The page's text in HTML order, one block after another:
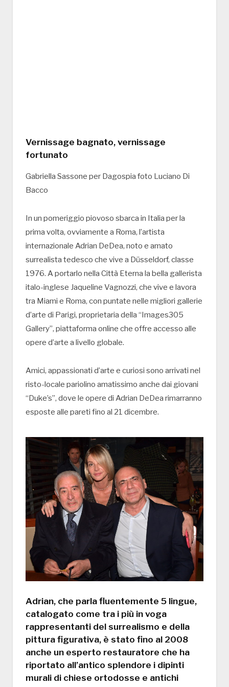
Vernissage bagnato, vernissage
fortunato
Gabriella Sassone per Dagospia foto Luciano Di
Bacco
In un pomeriggio piovoso sbarca in Italia per la
prima volta, ovviamente a Roma, l’artista
internazionale Adrian DeDea, noto e amato
surrealista tedesco che vive a Düsseldorf, classe
1976. A portarlo nella Città Eterna la bella gallerista
italo-inglese Jaqueline Vagnozzi, che vive e lavora
tra Miami e Roma, con puntate nelle migliori gallerie
d’arte di Parigi, proprietaria della “Images305
Gallery”, piattaforma online che offre accesso alle
opere d’arte a livello globale.
Amici, appassionati d’arte e curiosi sono arrivati nel
risto-locale pariolino amatissimo anche dai giovani
“Duke’s”, dove le opere di Adrian DeDea rimarranno
esposte alle pareti fino al 21 dicembre.
Adrian, che parla fluentemente 5 lingue,
catalogato come tra i più in voga
rappresentanti del surrealismo e della
pittura figurativa, è stato fino al 2008
anche un esperto restauratore che ha
riportato all’antico splendore i dipinti
murali di chiese ortodosse e antichi